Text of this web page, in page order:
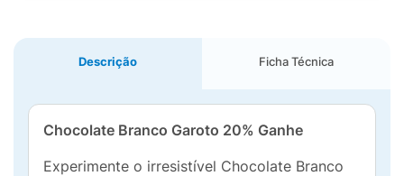
Descrição Ficha Técnica
Chocolate Branco Garoto 20% Ganhe
Experimente o irresistível Chocolate Branco